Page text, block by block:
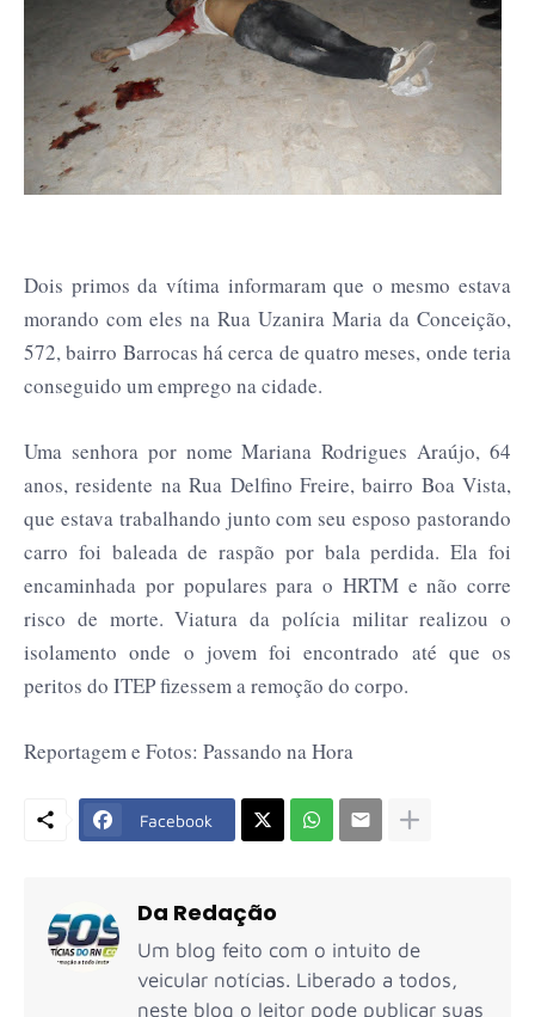
Dois primos da vítima informaram que o mesmo estava
morando com eles na Rua Uzanira Maria da Conceição,
572, bairro Barrocas há cerca de quatro meses, onde teria
conseguido um emprego na cidade.
Uma senhora por nome Mariana Rodrigues Araújo, 64
anos, residente na Rua Delfino Freire, bairro Boa Vista,
que estava trabalhando junto com seu esposo pastorando
carro foi baleada de raspão por bala perdida. Ela foi
encaminhada por populares para o HRTM e não corre
risco de morte. Viatura da polícia militar realizou o
isolamento onde o jovem foi encontrado até que os
peritos do ITEP fizessem a remoção do corpo.
Reportagem e Fotos: Passando na Hora
Facebook
Da Redação
Um blog feito com o intuito de
veicular notícias. Liberado a todos,
neste blog o leitor pode publicar suas